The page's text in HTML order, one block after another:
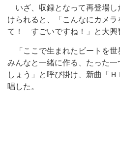
いざ、収録となって再登場し
けられると、「こんなにカメ
て！ すごいですね！」と大興
「ここで生まれたビートを世
みんなと一緒に作る、たった一
しょう」と呼び掛け、新曲「
唱した。